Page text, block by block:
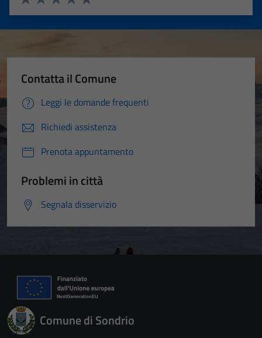
Valuta 5 stelle su 5
Valuta 4 stelle su 5
Valuta 3 stelle su 5
Valuta 2 stelle su 5
Valuta 1 stelle su 5
Contatta il Comune
Leggi le domande frequenti
Richiedi assistenza
Prenota appuntamento
Problemi in città
Segnala disservizio
Comune di Sondrio